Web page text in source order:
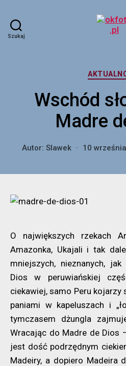
Szukaj
Wschód
Madre
Autor: Slawek 10
O największych rzekach
Amazonka, Ukajali i tak
mniejszych, nieznanych,
Dios w peruwiańskiej
ciekawiej, samo Peru kojarzy
paniami w kapeluszach i
tymczasem dżungla
Wracając do Madre de Dios
jest dość podrzędnym
Madeiry, a dopiero Madeira